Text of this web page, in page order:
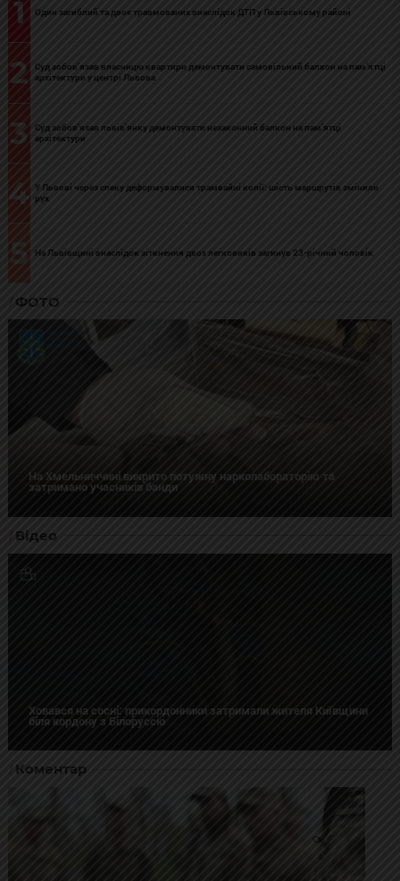
1 Один загиблий та двоє травмованих внаслідок ДТП у Львівському районі
2
Суд зобов’язав власницю квартири демонтувати самовільний балкон на пам’ятці
архітектури у центрі Львова
3
Суд зобов’язав львів’янку демонтувати незаконний балкон на пам’ятці
архітектури
4 У Львові через спеку деформувалися трамвайні колії: шість маршрутів змінили
рух
5 На Львівщині внаслідок зіткнення двох легковиків загинув 23-річний чоловік
ФОТО
На Хмельниччині викрито потужну нарколабораторію та
затримано учасників банди
Відео
Ховався на сосні: прикордонники затримали жителя Київщини
біля кордону з Білоруссю
Коментар